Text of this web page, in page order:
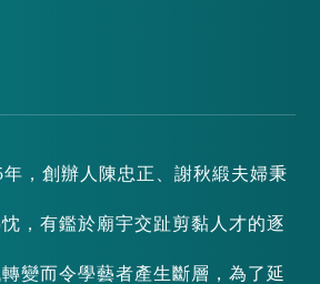
，創辦人陳忠正、謝秋緞夫婦秉
，有鑑於廟宇交趾剪黏人才的逐
變而令學藝者產生斷層，為了延